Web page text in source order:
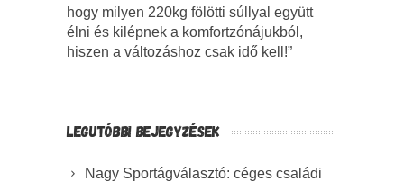
hogy milyen 220kg fölötti súllyal együtt
élni és kilépnek a komfortzónájukból,
hiszen a változáshoz csak idő kell!”
LEGUTÓBBI BEJEGYZÉSEK
Nagy Sportágválasztó: céges családi